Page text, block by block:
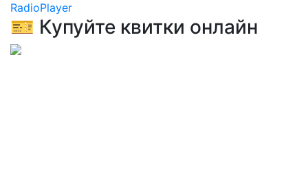
RadioPlayer
🎫 Купуйте квитки онлайн